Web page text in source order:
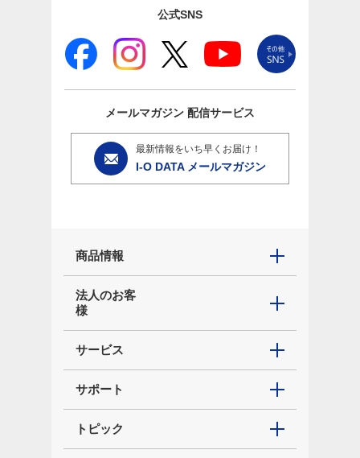
公式SNS
メールマガジン 配信サービス
最新情報をいち早くお届け！
I-O DATA メールマガジン
商品情報
法人のお客
様
サービス
サポート
トピック